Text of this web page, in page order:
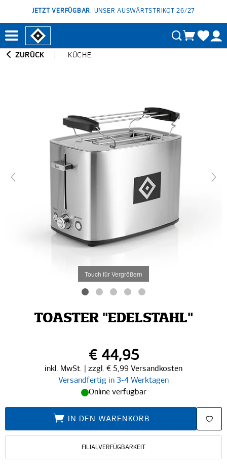
JETZT VERFÜGBAR: UNSER AUSWÄRTSTRIKOT 26/27
ZURÜCK KÜCHE
Touch für Vergrößern
TOASTER "EDELSTAHL"
€ 44,95
inkl. MwSt. | zzgl. € 5,99 Versandkosten
Versandfertig in 3-4 Werktagen
Online verfügbar
IN DEN WARENKORB
FILIALVERFÜGBARKEIT